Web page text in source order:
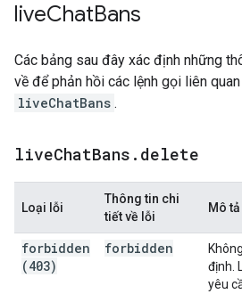
liveChatBans
Các bảng sau đây xác định những
về để phản hồi các lệnh gọi liên
liveChatBans .
liveChatBans . delete
Loại lỗi
Thông tin chi
tiết về lỗi
Mô tả
forbidden
(403)
forbidden
định.
yêu